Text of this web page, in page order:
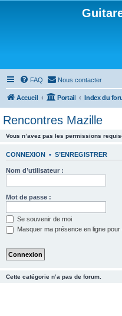
FAQ Nous contacter
Accueil Portail Index du
Rencontres Mazille
Vous n’avez pas les permissions
CONNEXION • S’ENREGISTRER
Nom d’utilisateur :
Mot de passe :
Se souvenir de moi
Masquer ma présence en ligne
Cette catégorie n’a pas de forum.